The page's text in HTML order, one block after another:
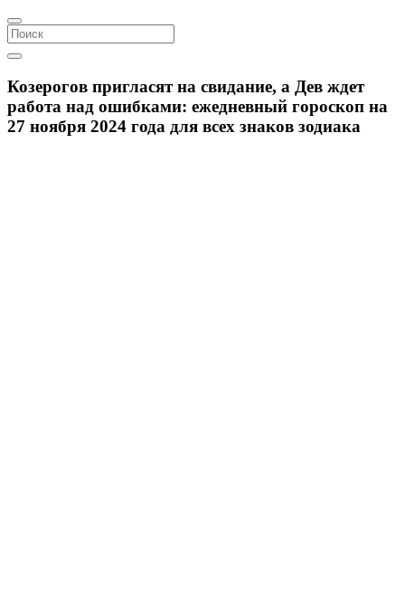
Козерогов пригласят на свидание, а Дев ждет
работа над ошибками: ежедневный гороскоп на
27 ноября 2024 года для всех знаков зодиака